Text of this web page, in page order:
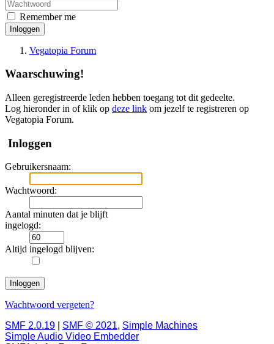
Remember me
Inloggen
Vegatopia Forum
Waarschuwing!
Alleen geregistreerde leden hebben toegang tot dit gedeelte.
Log hieronder in of klik op deze link om jezelf te registreren op
Vegatopia Forum.
Inloggen
Gebruikersnaam:
Wachtwoord:
Aantal minuten dat je blijft
ingelogd:
Altijd ingelogd blijven:
Wachtwoord vergeten?
SMF 2.0.19
SMF © 2021, Simple Machines
Simple Audio Video Embedder